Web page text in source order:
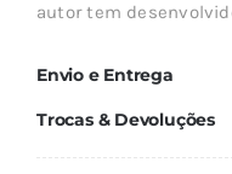
PORTUGAL
autor tem
Envio e Entrega
Trocas & Devoluções